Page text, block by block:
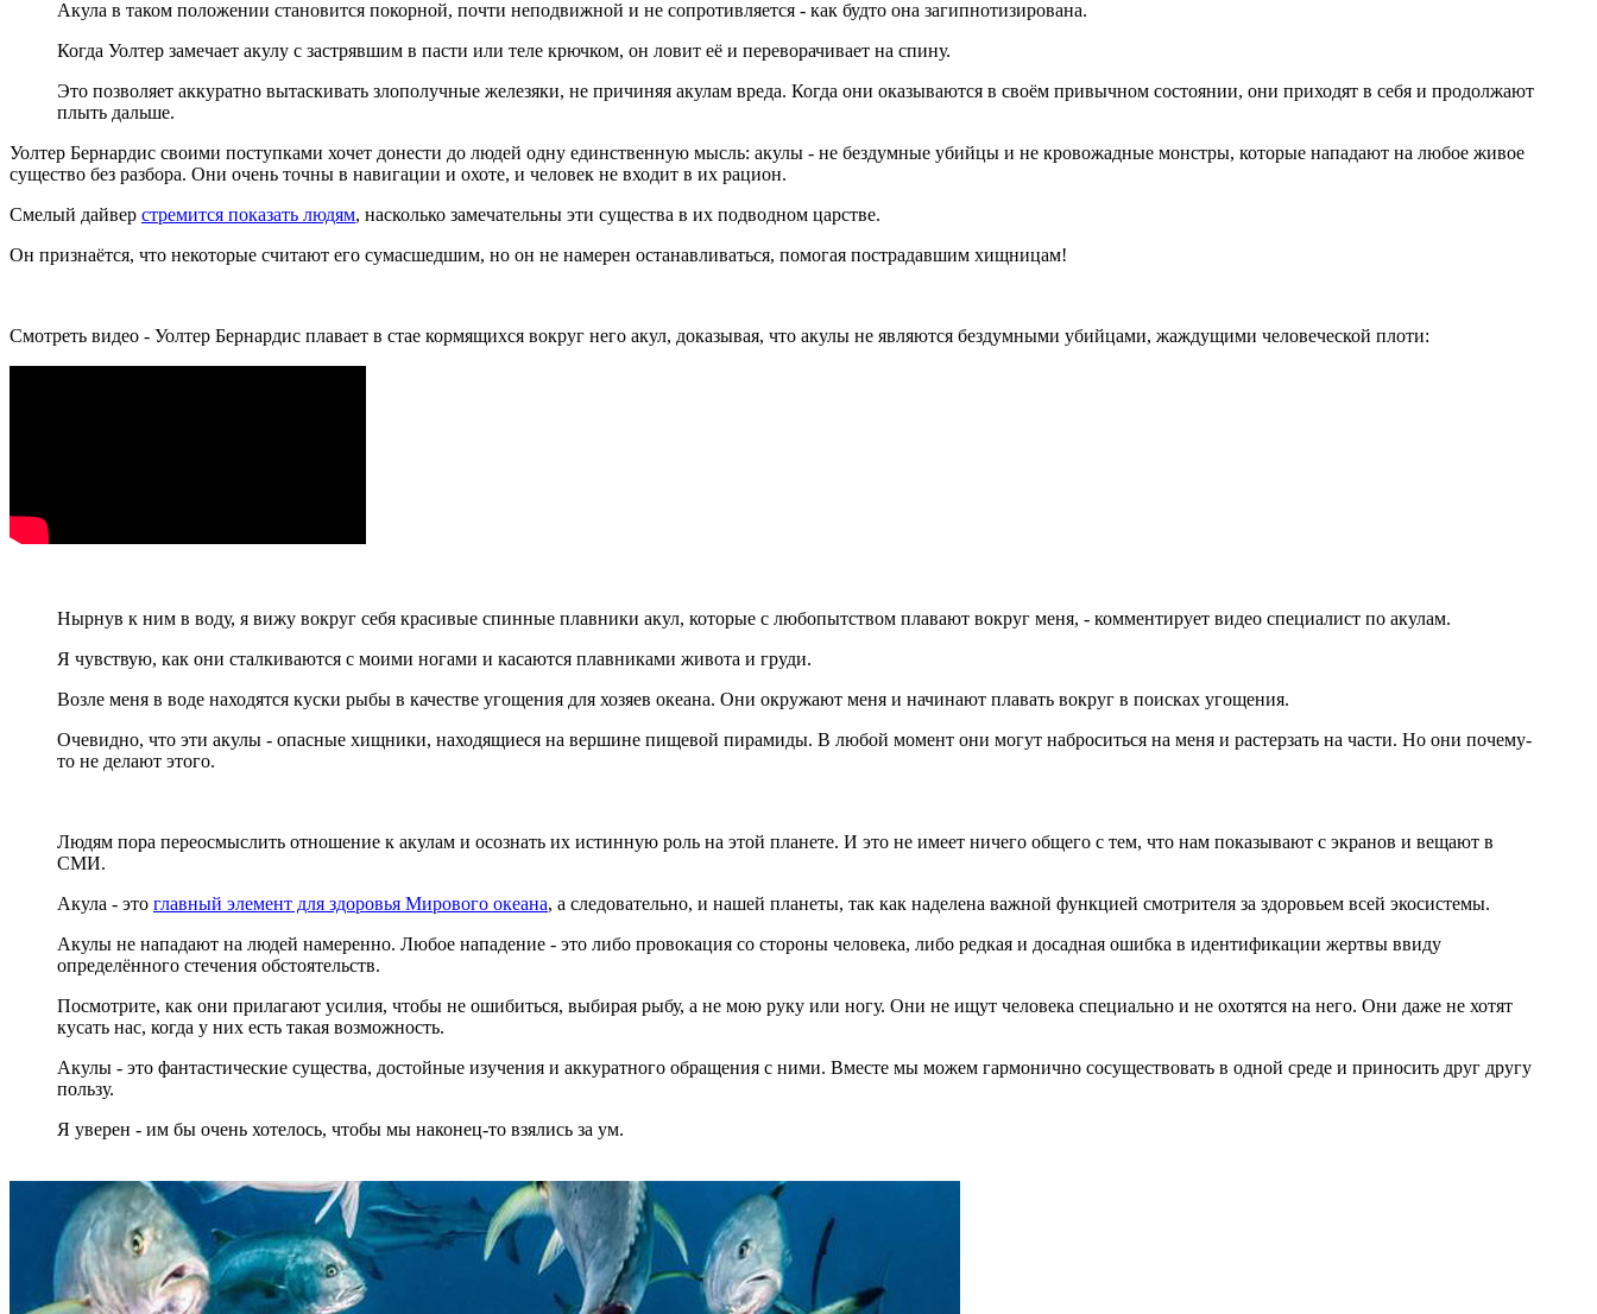
Акула в таком положении становится покорной, почти неподвижной и не сопротивляется - как будто она загипнотизирована.
Когда Уолтер замечает акулу с застрявшим в пасти или теле крючком, он ловит её и переворачивает на спину.
Это позволяет аккуратно вытаскивать злополучные железяки, не причиняя акулам вреда. Когда они оказываются в своём привычном состоянии, они приходят в себя и продолжают
плыть дальше.
Уолтер Бернардис своими поступками хочет донести до людей одну единственную мысль: акулы - не бездумные убийцы и не кровожадные монстры, которые нападают на любое живое
существо без разбора. Они очень точны в навигации и охоте, и человек не входит в их рацион.
Смелый дайвер стремится показать людям, насколько замечательны эти существа в их подводном царстве.
Он признаётся, что некоторые считают его сумасшедшим, но он не намерен останавливаться, помогая пострадавшим хищницам!
Смотреть видео - Уолтер Бернардис плавает в стае кормящихся вокруг него акул, доказывая, что акулы не являются бездумными убийцами, жаждущими человеческой плоти:
Нырнув к ним в воду, я вижу вокруг себя красивые спинные плавники акул, которые с любопытством плавают вокруг меня, - комментирует видео специалист по акулам.
Я чувствую, как они сталкиваются с моими ногами и касаются плавниками живота и груди.
Возле меня в воде находятся куски рыбы в качестве угощения для хозяев океана. Они окружают меня и начинают плавать вокруг в поисках угощения.
Очевидно, что эти акулы - опасные хищники, находящиеся на вершине пищевой пирамиды. В любой момент они могут наброситься на меня и растерзать на части. Но они почему-
то не делают этого.
Людям пора переосмыслить отношение к акулам и осознать их истинную роль на этой планете. И это не имеет ничего общего с тем, что нам показывают с экранов и вещают в
СМИ.
Акула - это главный элемент для здоровья Мирового океана, а следовательно, и нашей планеты, так как наделена важной функцией смотрителя за здоровьем всей экосистемы.
Акулы не нападают на людей намеренно. Любое нападение - это либо провокация со стороны человека, либо редкая и досадная ошибка в идентификации жертвы ввиду
определённого стечения обстоятельств.
Посмотрите, как они прилагают усилия, чтобы не ошибиться, выбирая рыбу, а не мою руку или ногу. Они не ищут человека специально и не охотятся на него. Они даже не хотят
кусать нас, когда у них есть такая возможность.
Акулы - это фантастические существа, достойные изучения и аккуратного обращения с ними. Вместе мы можем гармонично сосуществовать в одной среде и приносить друг другу
пользу.
Я уверен - им бы очень хотелось, чтобы мы наконец-то взялись за ум.